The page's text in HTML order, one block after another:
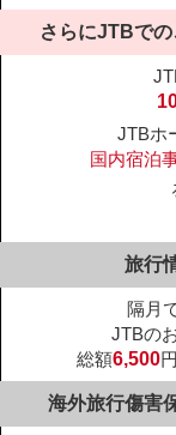
隔月
JTBの
総額6,500
さらにJTBで
旅行
海外旅行傷害